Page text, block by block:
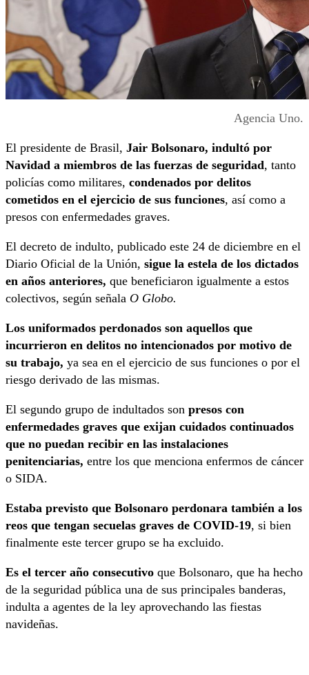
Agencia Uno.
El presidente de Brasil, Jair Bolsonaro, indultó por
Navidad a miembros de las fuerzas de seguridad, tanto
policías como militares, condenados por delitos
cometidos en el ejercicio de sus funciones, así como a
presos con enfermedades graves.
El decreto de indulto, publicado este 24 de diciembre en el
Diario Oficial de la Unión, sigue la estela de los dictados
en años anteriores, que beneficiaron igualmente a estos
colectivos, según señala O Globo.
Los uniformados perdonados son aquellos que
incurrieron en delitos no intencionados por motivo de
su trabajo, ya sea en el ejercicio de sus funciones o por el
riesgo derivado de las mismas.
El segundo grupo de indultados son presos con
enfermedades graves que exijan cuidados continuados
que no puedan recibir en las instalaciones
penitenciarias, entre los que menciona enfermos de cáncer
o SIDA.
Estaba previsto que Bolsonaro perdonara también a los
reos que tengan secuelas graves de COVID-19, si bien
finalmente este tercer grupo se ha excluido.
Es el tercer año consecutivo que Bolsonaro, que ha hecho
de la seguridad pública una de sus principales banderas,
indulta a agentes de la ley aprovechando las fiestas
navideñas.